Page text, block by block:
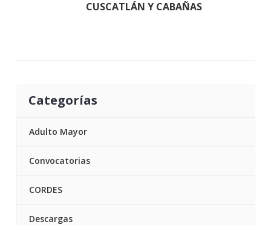
CUSCATLÁN Y CABAÑAS
Categorías
Adulto Mayor
Convocatorias
CORDES
Descargas